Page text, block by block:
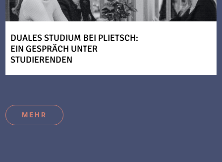
DUALES STUDIUM BEI PLIETSCH:
EIN GESPRÄCH UNTER
STUDIERENDEN
MEHR